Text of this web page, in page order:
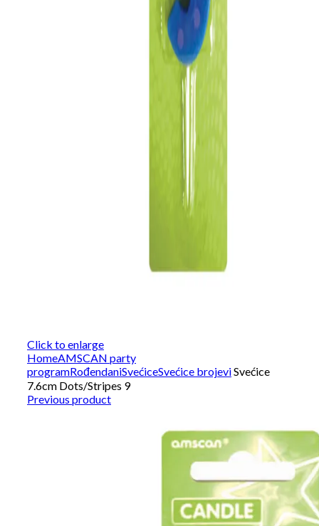
Click to enlarge
HomeAMSCAN party
programRođendaniSvećiceSvećice brojeviSvećice
7.6cm Dots/Stripes 9
Previous product